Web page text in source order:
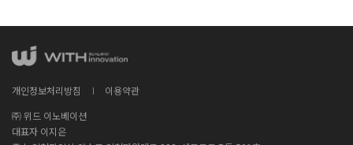
개인정보처리방침
이용약관
㈜ 위드 이노베이션
대표자 이지은